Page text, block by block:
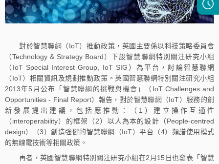
對於智慧聯網（IoT）推動政策，英國主要係以科技策略委員會
（Technology & Strategy Board）下設智慧聯網特別關注研究小組
（IoT Special Interest Group, IoT SIG）為平台，討論智慧聯網
（IoT）相關資訊及規劃推動政策。英國智慧聯網特別關注研究小組
2013年5月公布「智慧聯網的挑戰與機會」（IoT Challenges and
Opportunities - Final Report）報告，對於智慧聯網（IoT）服務的創
新發展提出建議，包括應推動：（1）建立操作互通性
（interoperability）的框架（2）以人為本的設計（People-centred
design）（3）創造強健的智慧聯網（IoT）平台（4）頻譜使用模式
的無線電技術等相關政策。
再者，英國智慧聯網特別關注研究小組在2月15日也發表「智慧